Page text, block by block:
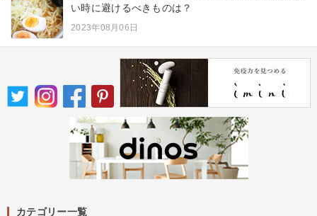
い時に避けるべきものは？
2023年08月06日
カテゴリー一覧